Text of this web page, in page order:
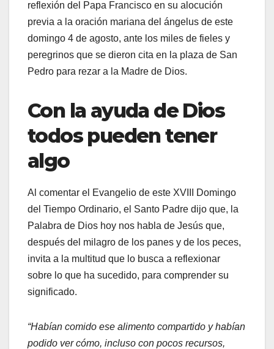
reflexión del Papa Francisco en su alocución
previa a la oración mariana del ángelus de este
domingo 4 de agosto, ante los miles de fieles y
peregrinos que se dieron cita en la plaza de San
Pedro para rezar a la Madre de Dios.
Con la ayuda de Dios
todos pueden tener
algo
Al comentar el Evangelio de este XVIII Domingo
del Tiempo Ordinario, el Santo Padre dijo que, la
Palabra de Dios hoy nos habla de Jesús que,
después del milagro de los panes y de los peces,
invita a la multitud que lo busca a reflexionar
sobre lo que ha sucedido, para comprender su
significado.
“Habían comido ese alimento compartido y habían
podido ver cómo, incluso con pocos recursos,